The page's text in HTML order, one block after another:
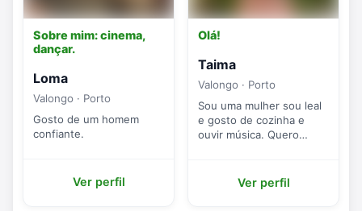
Sobre mim: cinema,
dançar.
Loma
Valongo · Porto
Gosto de um homem
confiante.
Ver perfil
Olá!
Taima
Valongo · Porto
Sou uma mulher sou leal
e gosto de cozinha e
ouvir música. Quero
para uma relação...
Ver perfil